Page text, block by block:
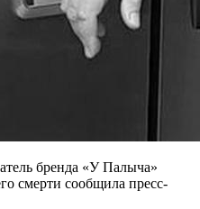
бренда «У Палыча»
смерти сообщила пресс-